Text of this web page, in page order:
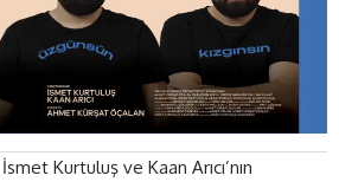
Kurtuluş ve Kaan Arıcı’nın